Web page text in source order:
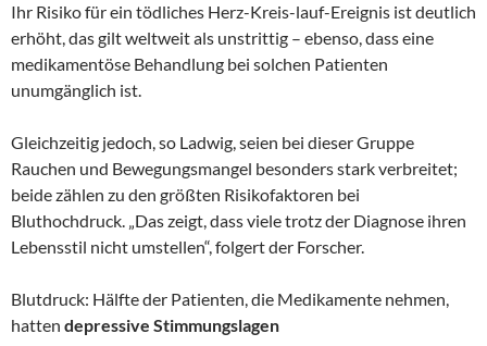
Ihr Risiko für ein tödliches Herz-Kreis-lauf-Ereignis ist deutlich
erhöht, das gilt weltweit als unstrittig – ebenso, dass eine
medikamentöse Behandlung bei solchen Patienten
unumgänglich ist.
Gleichzeitig jedoch, so Ladwig, seien bei dieser Gruppe
Rauchen und Bewegungsmangel besonders stark verbreitet;
beide zählen zu den größten Risikofaktoren bei
Bluthochdruck. „Das zeigt, dass viele trotz der Diagnose ihren
Lebensstil nicht umstellen“, folgert der Forscher.
Blutdruck: Hälfte der Patienten, die Medikamente nehmen,
hatten depressive Stimmungslagen